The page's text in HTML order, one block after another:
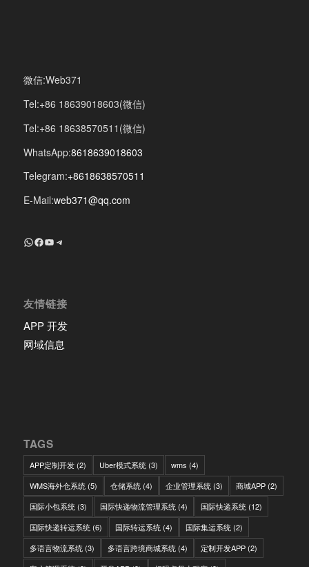
微信:Web371
Tel:+86 18639018603(微信)
Tel:+86 18638570511(微信)
WhatsApp:8618639018603
Telegram:+8618638570511
E-Mail:web371@qq.com
+8618639018603
Facebook
YouTube
Telegram
友情链接
APP 开发
网域信息
TAGS
APP定制开发(2) Uber模式系统(3) wms (4)
WMS海外仓系统(5) 仓储系统(4) 企业管理系统(3) 商城APP(2)
国际小包系统(3) 国际快递物流管理系统(4) 国际快递系统(12)
国际快递转运系统(6) 国际转运系统(4) 国际集运系统(2)
多语言物流系统(3) 多语言跨境商城系统(4) 定制开发APP(2)